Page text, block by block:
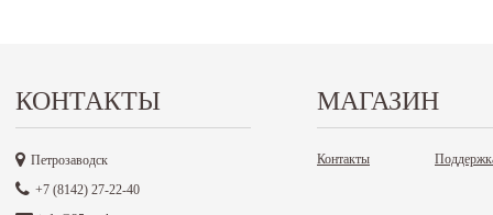
КОНТАКТЫ
Петрозаводск
+7 (8142) 27-22-40
МАГАЗИН
Контакты